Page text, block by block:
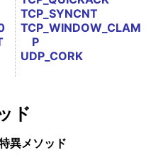
TCP_SYNCNT
TCP_WINDOW_CLAM
P
UDP_CORK
ド
異メソッド